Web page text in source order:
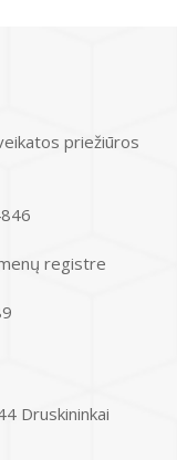
priežiūros
registre
Druskininkai